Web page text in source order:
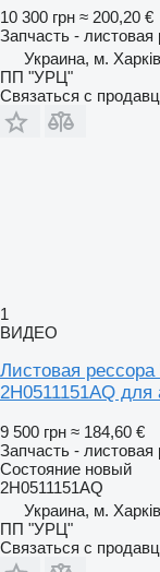
10 300 грн ≈ 200,20 €
Запчасть - листовая
Украина, м. Харків
ПП "УРЦ"
Связаться с
1
ВИДЕО
Листовая
2H0511151AQ
9 500 грн ≈ 184,60 €
Запчасть - листовая
Состояние новый
2H0511151AQ
Украина, м. Харків
ПП "УРЦ"
Связаться с